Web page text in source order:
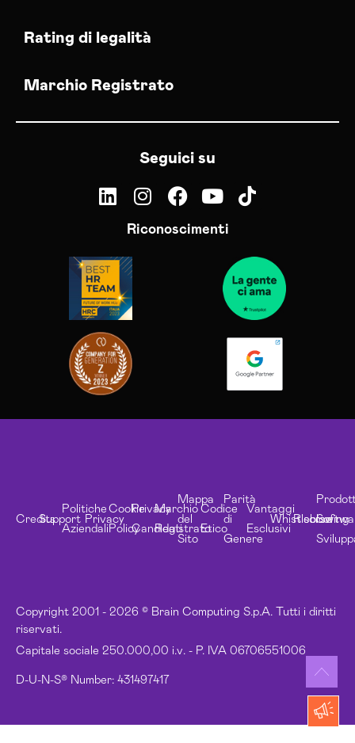
Rating di legalità
Marchio Registrato
Seguici su
Riconoscimenti
Copyright 2001 - 2026 © Brain Computing S.p.A. Tutti i diritti
riservati.
Capitale sociale 250.000,00 i.v. - P. IVA 06706551006
D-U-N-S® Number: 431497417
CreditsSupport
Politiche
Aziendali
Privacy
Cookie
Policy
Privacy
Candidati
Marchio
Registrato
Mappa
del
Sito
Codice
Etico
Parità
di
Genere
Vantaggi
Esclusivi
Whistleblowing
Risorse